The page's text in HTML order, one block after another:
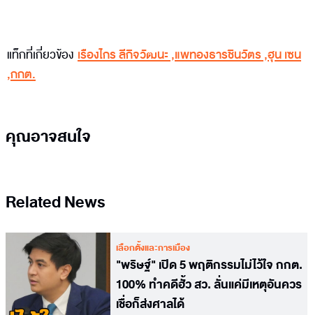
แท็กที่เกี่ยวข้อง เรืองไกร ลีกิจวัฒนะ ,แพทองธารชินวัตร,ฮุน เซน
,กกต.
คุณอาจสนใจ
Related News
เลือกตั้งและการเมือง
"พริษฐ์" เปิด 5 พฤติกรรมไม่ไว้ใจ กกต.
100% ทำคดีฮั้ว สว. ลั่นแค่มีเหตุอันควร
เชื่อก็ส่งศาลได้